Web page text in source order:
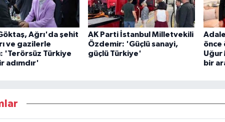
Ağrı'da şehit
ve gazilerle
'Terörsüz Türkiye
adımdır'
AK Parti İstanbul Milletvekili
Özdemir: 'Güçlü sanayi,
güçlü Türkiye'
önce
Uğur
bir